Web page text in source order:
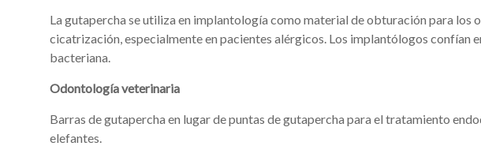
La gutapercha se utiliza en implantología como material de obturación para
cicatrización, especialmente en pacientes alérgicos. Los implantólogos
bacteriana.
Odontología veterinaria
Barras de gutapercha en lugar de puntas de gutapercha para el tratamiento
elefantes.